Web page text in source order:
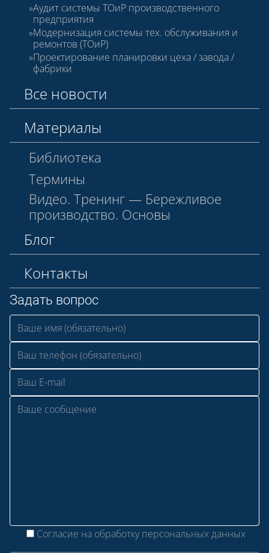
Аудит системы ТОиР производственного
предприятия
Модернизация системы тех. обслуживания и
ремонтов (ТОиР)
Проектирование планировки цеха / завода /
фабрики
Все новости
Материалы
Библиотека
Термины
Видео. Тренинг — Бережливое
производство. Основы
Блог
Контакты
Задать вопрос
Согласие на обработку персональных данных